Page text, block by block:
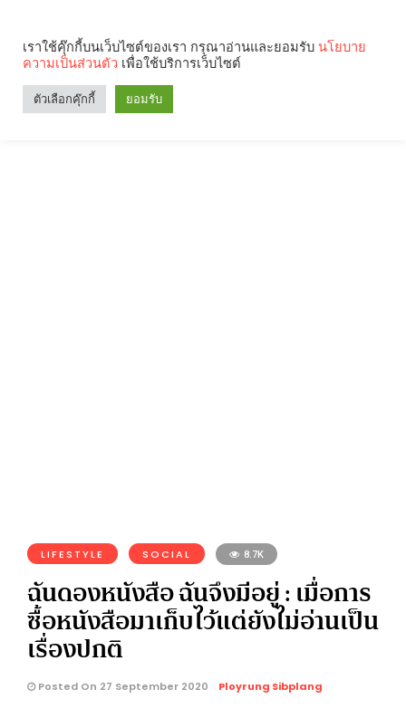
LIFESTYLE SOCIAL 8.7K
ฉันดองหนังสือ ฉันจึงมีอยู่ : เมื่อการ
ซื้อหนังสือมาเก็บไว้แต่ยังไม่อ่านเป็น
เรื่องปกติ
Posted On 27 September 2020 Ployrung Sibplang
เราใช้คุ๊กกี้บนเว็บไซต์ของเรา กรุณาอ่านและยอมรับ นโยบาย
ความเป็นส่วนตัว เพื่อใช้บริการเว็บไซต์
ตัวเลือกคุ๊กกี้ ยอมรับ